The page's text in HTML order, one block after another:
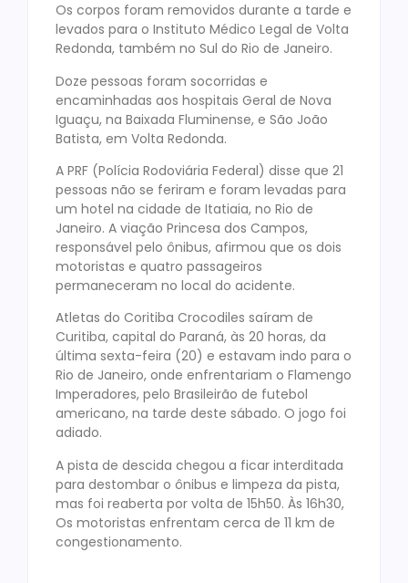
Os corpos foram removidos durante a tarde e
levados para o Instituto Médico Legal de Volta
Redonda, também no Sul do Rio de Janeiro.
Doze pessoas foram socorridas e
encaminhadas aos hospitais Geral de Nova
Iguaçu, na Baixada Fluminense, e São João
Batista, em Volta Redonda.
A PRF (Polícia Rodoviária Federal) disse que 21
pessoas não se feriram e foram levadas para
um hotel na cidade de Itatiaia, no Rio de
Janeiro. A viação Princesa dos Campos,
responsável pelo ônibus, afirmou que os dois
motoristas e quatro passageiros
permaneceram no local do acidente.
Atletas do Coritiba Crocodiles saíram de
Curitiba, capital do Paraná, às 20 horas, da
última sexta-feira (20) e estavam indo para o
Rio de Janeiro, onde enfrentariam o Flamengo
Imperadores, pelo Brasileirão de futebol
americano, na tarde deste sábado. O jogo foi
adiado.
A pista de descida chegou a ficar interditada
para destombar o ônibus e limpeza da pista,
mas foi reaberta por volta de 15h50. Às 16h30,
Os motoristas enfrentam cerca de 11 km de
congestionamento.